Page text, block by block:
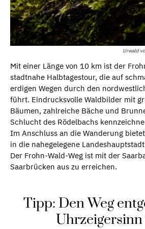
Urwald
Mit einer Länge von 10 km ist der
stadtnahe Halbtagestour, die auf
erdigen Wegen durch den
führt. Eindrucksvolle Waldbilder mit
Bäumen, zahlreiche Bäche und
Schlucht des Rödelbachs
Im Anschluss an die Wanderung
in die nahegelegene
Der Frohn-Wald-Weg ist mit der
Saarbrücken aus zu erreichen.
Tipp: Den Weg